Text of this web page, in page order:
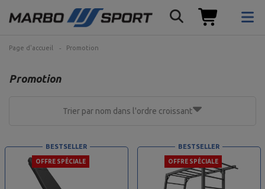
Page d'accueil Promotion
Promotion
Trier par nom dans l'ordre croissant
OFFRE SPÉCIALE
BESTSELLER
OFFRE SPÉCIALE
BESTSELLER